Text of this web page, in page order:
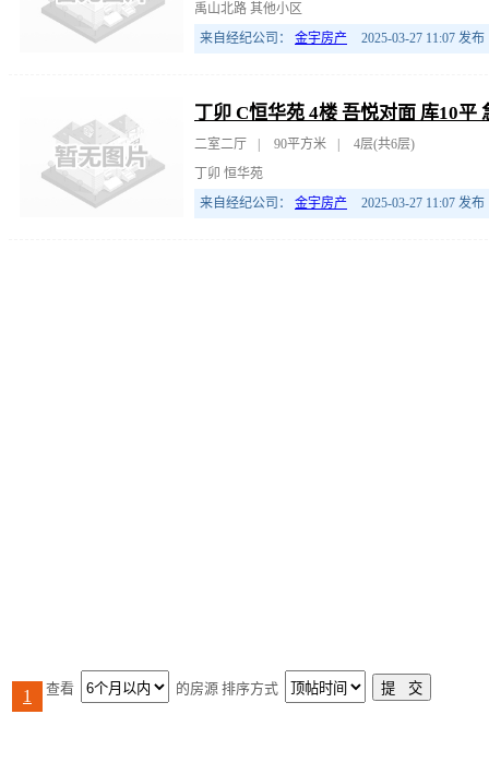
禹山北路 其他小区
来自经纪公司： 金宇房产 2025-03-27 11:07 发布
丁卯 C恒华苑 4楼 吾悦对面 库10平
二室二厅 90平方米
4层(共6层)
丁卯 恒华苑
来自经纪公司： 金宇房产 2025-03-27 11:07 发布
1 查看 的房源 排序方式